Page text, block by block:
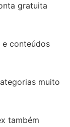
gratuita
e conteúdos
muito
também